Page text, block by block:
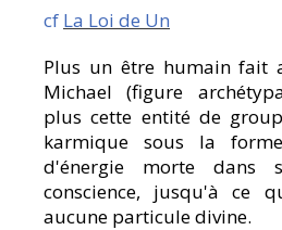
cf La Loi de Un
Plus un être humain fait
Michael (figure
plus cette entité de
karmique sous la
d'énergie morte dans
conscience, jusqu'à ce
aucune particule divine.